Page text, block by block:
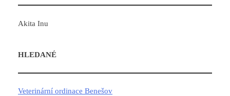
Akita Inu
HLEDANÉ
Veterinární ordinace Benešov